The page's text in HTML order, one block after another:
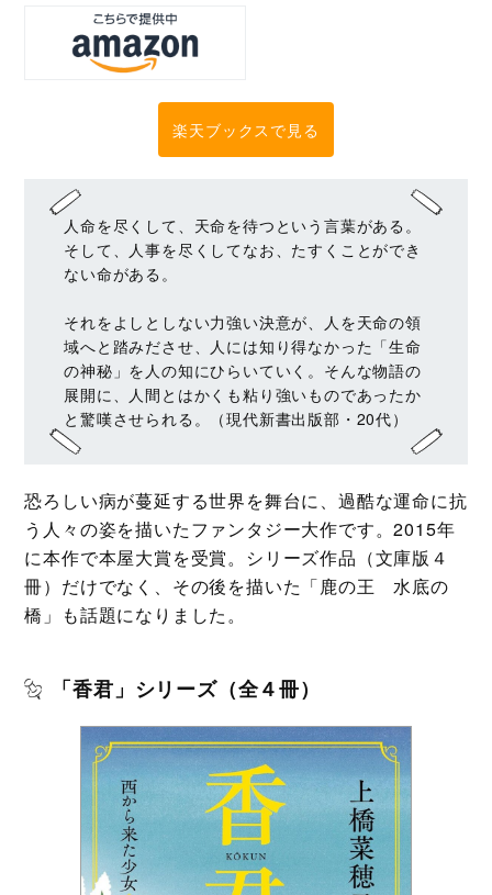
楽天ブックスで見る
人命を尽くして、天命を待つという言葉がある。
そして、人事を尽くしてなお、たすくことができ
ない命がある。
それをよしとしない力強い決意が、人を天命の領
域へと踏みださせ、人には知り得なかった「生命
の神秘」を人の知にひらいていく。そんな物語の
展開に、人間とはかくも粘り強いものであったか
と驚嘆させられる。（現代新書出版部・20代）
恐ろしい病が蔓延する世界を舞台に、過酷な運命に抗
う人々の姿を描いたファンタジー大作です。2015年
に本作で本屋大賞を受賞。シリーズ作品（文庫版４
冊）だけでなく、その後を描いた「鹿の王 水底の
橋」も話題になりました。
「香君」シリーズ（全４冊）